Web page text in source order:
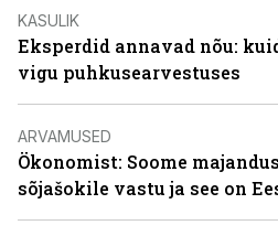
KASULIK
Eksperdid annavad nõu:
vigu puhkusearvestuses
ARVAMUSED
Ökonomist: Soome
sõjašokile vastu ja see on